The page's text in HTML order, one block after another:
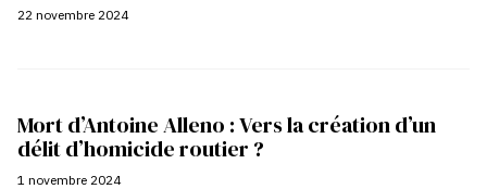
22 novembre 2024
Mort d’Antoine Alleno : Vers la création d’un
délit d’homicide routier ?
1 novembre 2024